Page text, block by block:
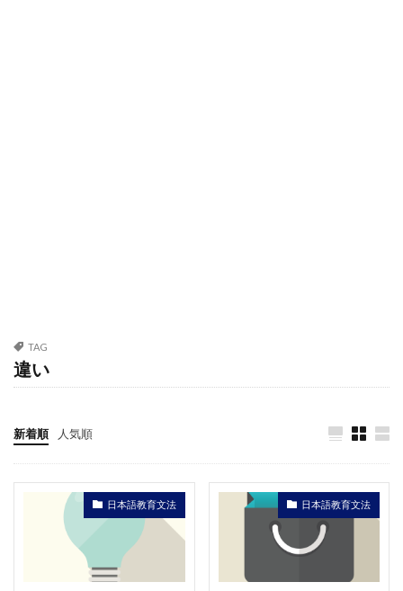
TAG
違い
新着順 人気順
日本語教育文法 日本語教育文法